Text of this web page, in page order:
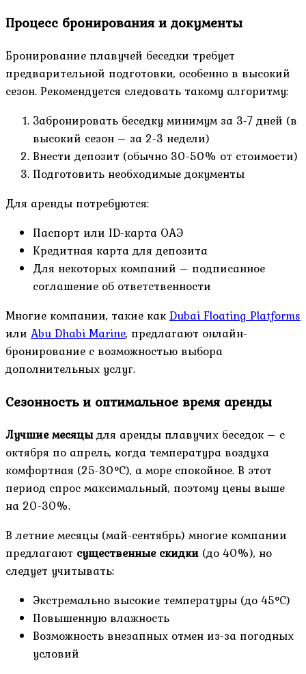
Процесс бронирования и документы
Бронирование плавучей беседки требует
предварительной подготовки, особенно в высокий
сезон. Рекомендуется следовать такому алгоритму:
Забронировать беседку минимум за 3-7 дней (в
высокий сезон – за 2-3 недели)
Внести депозит (обычно 30-50% от стоимости)
Подготовить необходимые документы
Для аренды потребуются:
Паспорт или ID-карта ОАЭ
Кредитная карта для депозита
Для некоторых компаний – подписанное
соглашение об ответственности
Многие компании, такие какDubai Floating Platforms
или Abu Dhabi Marine, предлагают онлайн-
бронирование с возможностью выбора
дополнительных услуг.
Сезонность и оптимальное время аренды
Лучшие месяцыдля аренды плавучих беседок – с
октября по апрель, когда температура воздуха
комфортная (25-30°C), а море спокойное. В этот
период спрос максимальный, поэтому цены выше
на 20-30%.
В летние месяцы (май-сентябрь) многие компании
предлагают существенные скидки (до 40%), но
следует учитывать:
Экстремально высокие температуры (до 45°C)
Повышенную влажность
Возможность внезапных отмен из-за погодных
условий